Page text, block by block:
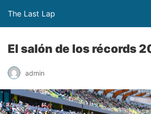
The Last Lap
El salón de los récords
admin